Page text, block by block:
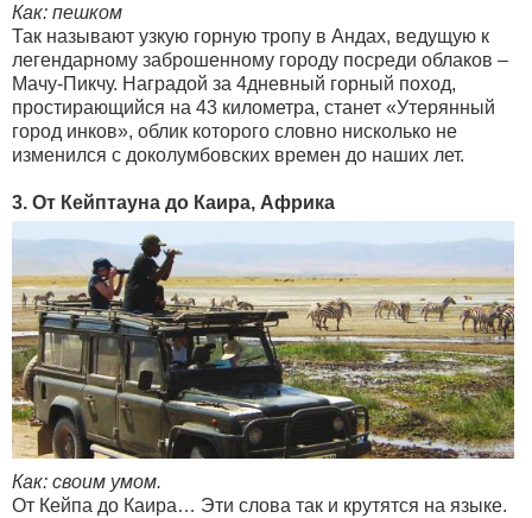
Как: пешком
Так называют узкую горную тропу в Андах, ведущую к
легендарному заброшенному городу посреди облаков –
Мачу-Пикчу. Наградой за 4дневный горный поход,
простирающийся на 43 километра, станет «Утерянный
город инков», облик которого словно нисколько не
изменился с доколумбовских времен до наших лет.
3. От Кейптауна до Каира, Африка
Как: своим умом.
От Кейпа до Каира… Эти слова так и крутятся на языке.